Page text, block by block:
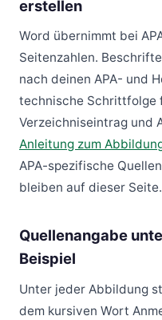
erstellen
Word übernimmt bei
Seitenzahlen.
nach deinen APA- und
technische Schrittfolge
Verzeichniseintrag und
Anleitung zum
APA-spezifische
bleiben auf dieser Seite.
Quellenangabe
Beispiel
Unter jeder Abbildung
dem kursiven Wort